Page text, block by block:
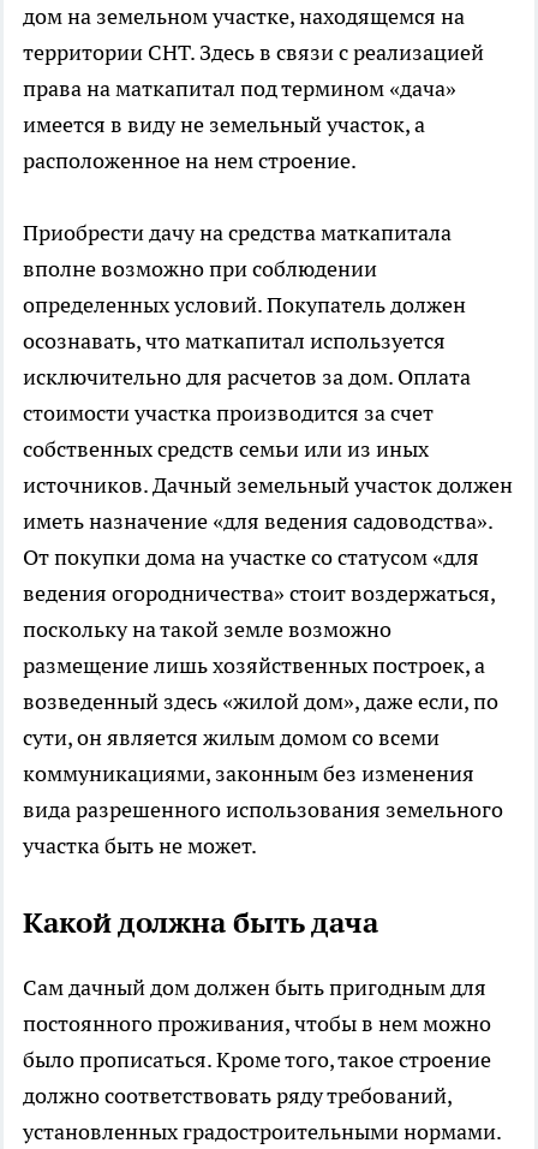
дом на земельном участке, находящемся на
территории СНТ. Здесь в связи с реализацией
права на маткапитал под термином «дача»
имеется в виду не земельный участок, а
расположенное на нем строение.
Приобрести дачу на средства маткапитала
вполне возможно при соблюдении
определенных условий. Покупатель должен
осознавать, что маткапитал используется
исключительно для расчетов за дом. Оплата
стоимости участка производится за счет
собственных средств семьи или из иных
источников. Дачный земельный участок должен
иметь назначение «для ведения садоводства».
От покупки дома на участке со статусом «для
ведения огородничества» стоит воздержаться,
поскольку на такой земле возможно
размещение лишь хозяйственных построек, а
возведенный здесь «жилой дом», даже если, по
сути, он является жилым домом со всеми
коммуникациями, законным без изменения
вида разрешенного использования земельного
участка быть не может.
Какой должна быть дача
Сам дачный дом должен быть пригодным для
постоянного проживания, чтобы в нем можно
было прописаться. Кроме того, такое строение
должно соответствовать ряду требований,
установленных градостроительными нормами.